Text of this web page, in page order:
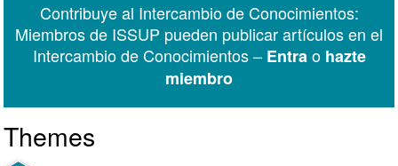
Messenger
Contribuye al Intercambio de Conocimientos:
Miembros de ISSUP pueden publicar artículos en el
Intercambio de Conocimientos – Entrao hazte
miembro
Themes